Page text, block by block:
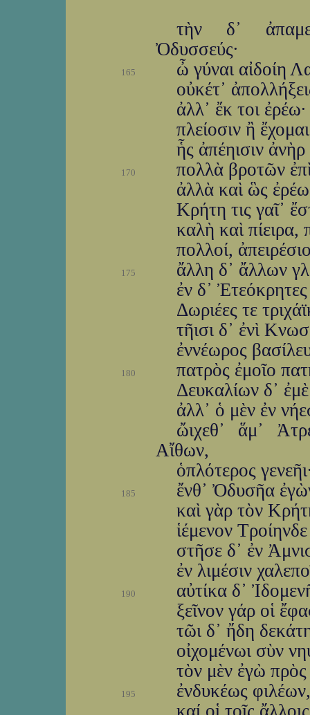
τὴν δ᾽
Ὀδυσσεύς·
165
ὦ γύναι αἰδοίη
οὐκέτ᾽
ἀλλ᾽ ἔκ τοι
πλείοσιν ἢ
ἧς ἀπέηισιν
170
πολλὰ βροτῶν
ἀλλὰ καὶ ὣς ἐρέω
Κρήτη τις γαῖ᾽
καλὴ καὶ πίειρα,
πολλοί,
175
ἄλλη δ᾽ ἄλλων
ἐν δ᾽
Δωριέες τε
τῆισι δ᾽ ἐνὶ
ἐννέωρος
180
πατρὸς ἐμοῖο
Δευκαλίων δ᾽
ἀλλ᾽ ὁ μὲν ἐν
ὤιχεθ᾽ ἅμ᾽
Αἴθων,
ὁπλότερος
185
ἔνθ᾽ Ὀδυσῆα
καὶ γὰρ τὸν
ἱέμενον
στῆσε δ᾽ ἐν
ἐν λιμέσιν
190
αὐτίκα δ᾽
ξεῖνον γάρ οἱ
τῶι δ᾽ ἤδη
οἰχομένωι σὺν
τὸν μὲν ἐγὼ
195
ἐνδυκέως
καί οἱ τοῖς